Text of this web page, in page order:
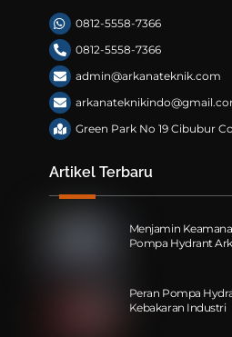
0812-5558-7366
0812-5558-7366
admin@arkanateknik.com
Green Park No 19 Cibubur
Artikel Terbaru
Menjamin
Pompa Hydrant
Peran Pompa
Kebakaran Industri